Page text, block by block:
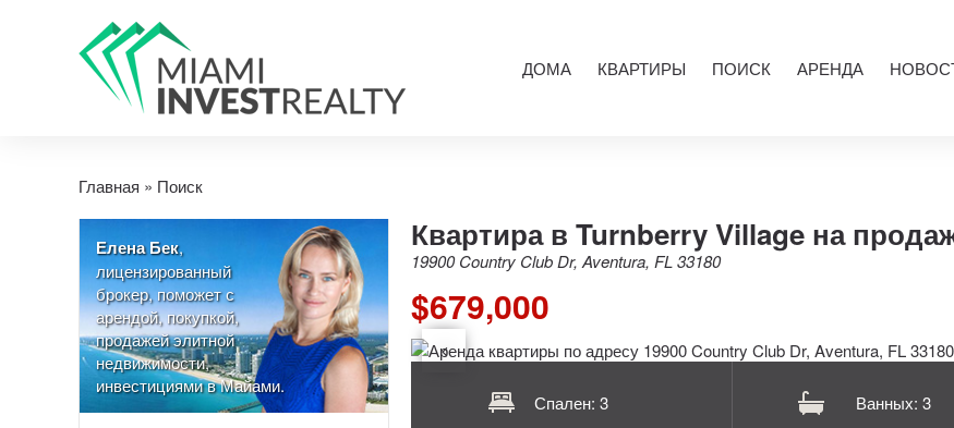
ДОМА КВАРТИРЫ ПОИСК АРЕНДА
Главная » Поиск
Елена Бек,
лицензированный
брокер, поможет с
арендой, покупкой,
продажей элитной
недвижимости,
инвестициями в Майами.
Квартира в Turnberry Village на
19900 Country Club Dr, Aventura, FL 33180
$679,000
Спален: 3 Ванных: 3